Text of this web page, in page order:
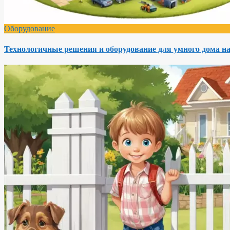
Оборудование
Технологичные решения и оборудование для умного дома